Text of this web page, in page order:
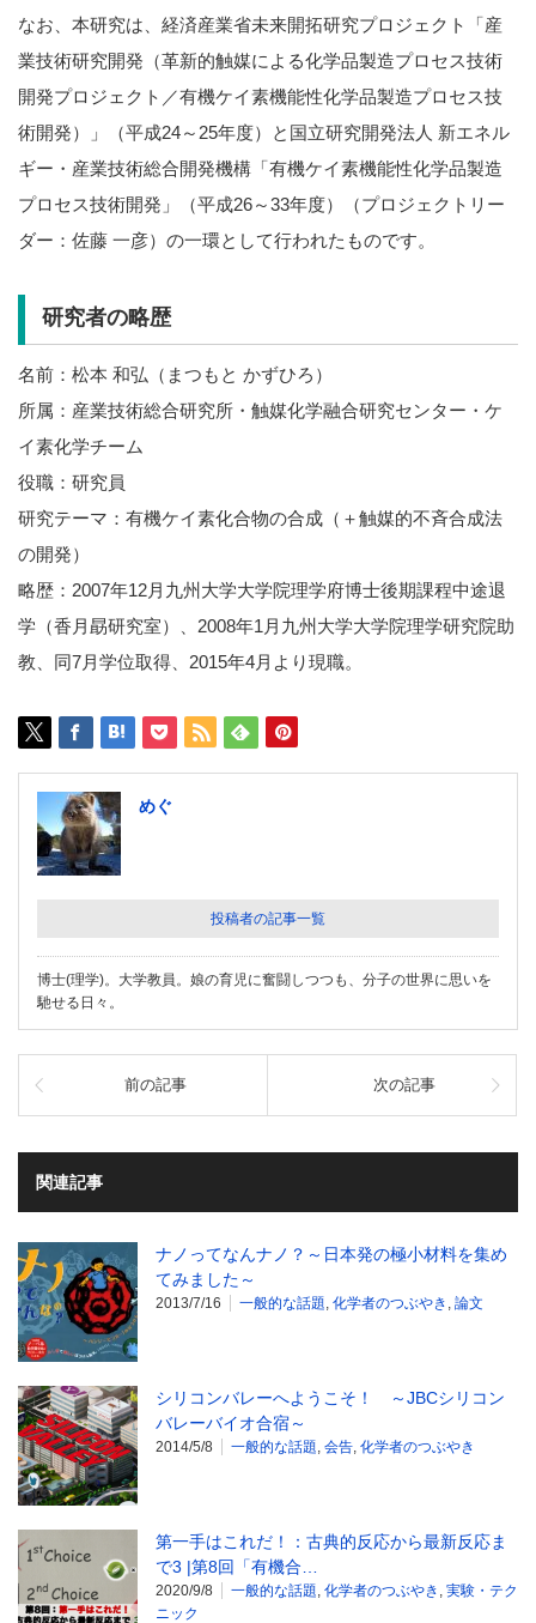
なお、本研究は、経済産業省未来開拓研究プロジェクト「産
業技術研究開発（革新的触媒による化学品製造プロセス技術
開発プロジェクト／有機ケイ素機能性化学品製造プロセス技
術開発）」（平成24～25年度）と国立研究開発法人 新エネル
ギー・産業技術総合開発機構「有機ケイ素機能性化学品製造
プロセス技術開発」（平成26～33年度）（プロジェクトリー
ダー：佐藤 一彦）の一環として行われたものです。
研究者の略歴
名前：松本 和弘（まつもと かずひろ）
所属：産業技術総合研究所・触媒化学融合研究センター・ケ
イ素化学チーム
役職：研究員
研究テーマ：有機ケイ素化合物の合成（＋触媒的不斉合成法
の開発）
略歴：2007年12月九州大学大学院理学府博士後期課程中途退
学（香月勗研究室）、2008年1月九州大学大学院理学研究院助
教、同7月学位取得、2015年4月より現職。
めぐ
投稿者の記事一覧
博士(理学)。大学教員。娘の育児に奮闘しつつも、分子の世界に思いを
馳せる日々。
前の記事 次の記事
関連記事
ナノってなんナノ？～日本発の極小材料を集め
てみました～
2013/7/16 一般的な話題, 化学者のつぶやき , 論文
シリコンバレーへようこそ！ ～JBCシリコン
バレーバイオ合宿～
2014/5/8 一般的な話題, 会告, 化学者のつぶやき
第一手はこれだ！：古典的反応から最新反応ま
で3 |第8回「有機合…
2020/9/8 一般的な話題, 化学者のつぶやき , 実験・テク
ニック